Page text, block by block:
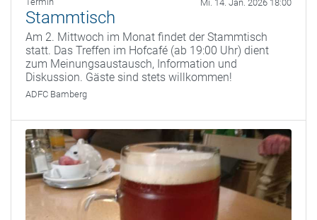
Mi. 14. Jan. 2026 18:00
Stammtisch
Am 2. Mittwoch im Monat findet der Stammtisch
statt. Das Treffen im Hofcafé (ab 19:00 Uhr) dient
zum Meinungsaustausch, Information und
Diskussion. Gäste sind stets willkommen!
ADFC Bamberg